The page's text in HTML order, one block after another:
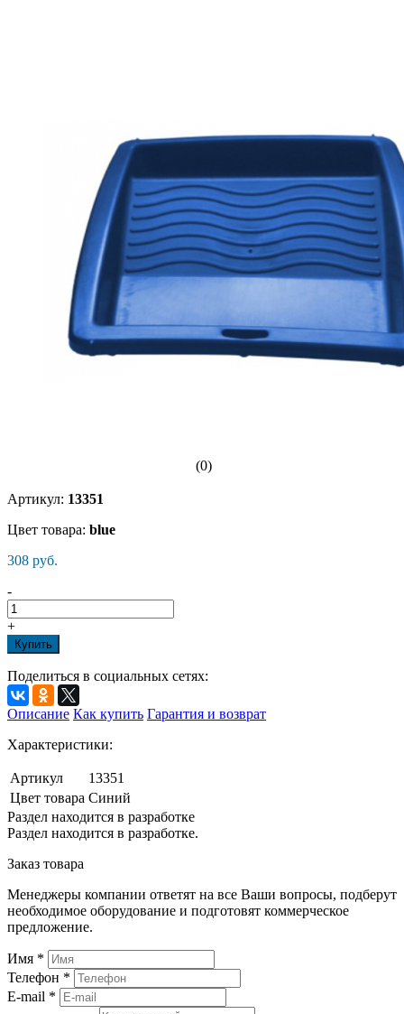
(0)
Артикул: 13351
Цвет товара: blue
308 руб.
-
+
Купить
Поделиться в социальных сетях:
Описание Как купить Гарантия и возврат
Характеристики:
Артикул
13351
Цвет товара Синий
Раздел находится в разработке
Раздел находится в разработке.
Заказ товара
Менеджеры компании ответят на все Ваши вопросы, подберут
необходимое оборудование и подготовят коммерческое
предложение.
Имя *
Телефон *
E-mail *